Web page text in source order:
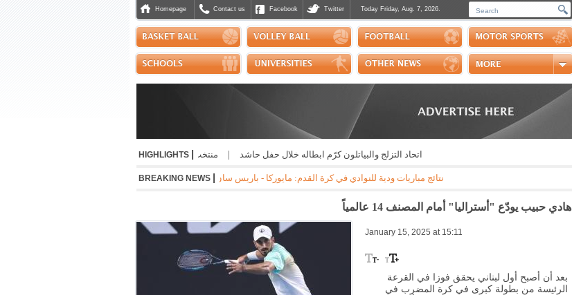
Homepage Contact us Facebook Twitter Today Friday, Aug. 7, 2026.
Polls
Scores
Handball
HIGHLIGHTS |
منتخب التايكواندو إلى "بطولة الحسن" الاردنية | اتحاد التزلج والبياتلون كرّم ابطاله خلال حفل حاشد
BREAKING NEWS |
نتائج مباريات ودية للنوادي في كرة القدم: مايوركا - باريس سان جيرمان 3-0 * ريال بيتيس - ارسنال 3-1 * نابولي - اوساسونا 2-1 * جوفنتوس - تشيلسي 1-0 * مانشستر سيتي - نجوم الدوري الكوري 3-1 * ميلان - انتر 1-1
هادي حبيب يودّع "أستراليا" أمام المصنف 14 عالمياً
January 15, 2025 at 15:11
بعد أن أصبح أول لبناني يحقق فوزا في القرعة
الرئيسة من بطولة كبرى في كرة المضرب في